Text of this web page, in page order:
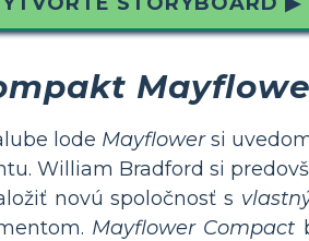
lode Mayflowersi
William Bradford si
novú spoločnosť s
Mayflower Compact